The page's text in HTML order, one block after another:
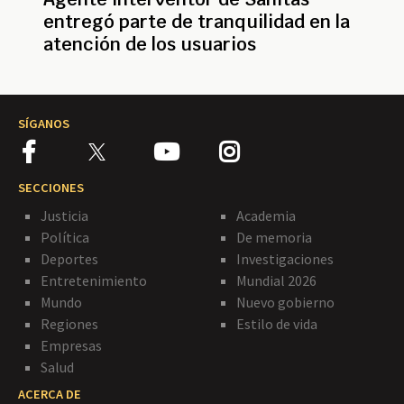
entregó parte de tranquilidad en la
atención de los usuarios
SÍGANOS
SECCIONES
Justicia
Política
Deportes
Entretenimiento
Mundo
Regiones
Empresas
Salud
Academia
De memoria
Investigaciones
Mundial 2026
Nuevo gobierno
Estilo de vida
ACERCA DE